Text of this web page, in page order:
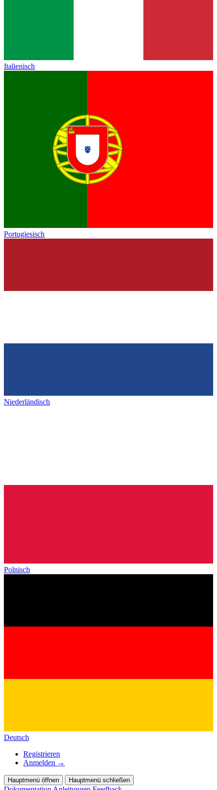
Italienisch
Portugiesisch
Niederländisch
Polnisch
Deutsch
Registrieren
Anmelden →
Hauptmenü öffnen Hauptmenü schließen